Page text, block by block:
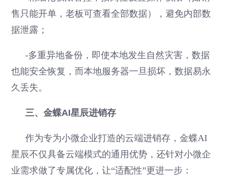
售只能开单，老板可查看全部数据），避免内部数
据泄露；
-多重异地备份，即使本地发生自然灾害，数据
也能安全恢复，而本地服务器一旦损坏，数据易永
久丢失。
三、金蝶AI星辰进销存
作为专为小微企业打造的云端进销存，金蝶AI
星辰不仅具备云端模式的通用优势，还针对小微企
业需求做了专属优化，让“适配性”更进一步：